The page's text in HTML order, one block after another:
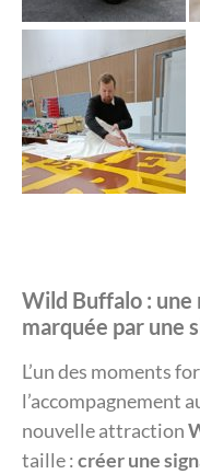
Wild Buffalo :
marquée par une
L’un des moments
l’accompagnement
nouvelle attraction
taille :créer une